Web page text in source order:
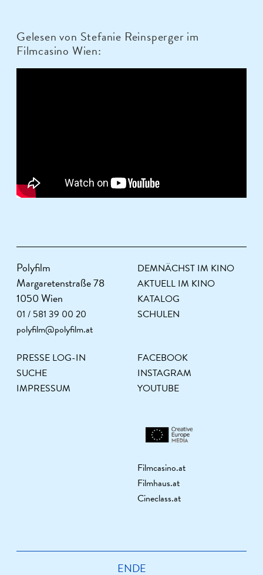
Gelesen von Stefanie Reinsperger im
Filmcasino Wien:
Polyfilm
Margaretenstraße 78
1050 Wien
01 / 581 39 00 20
polyfilm@polyfilm.at
DEMNÄCHST IM KINO
AKTUELL IM KINO
KATALOG
SCHULEN
PRESSE LOG-IN
SUCHE
IMPRESSUM
FACEBOOK
INSTAGRAM
YOUTUBE
Filmcasino.at
Filmhaus.at
Cineclass.at
ENDE